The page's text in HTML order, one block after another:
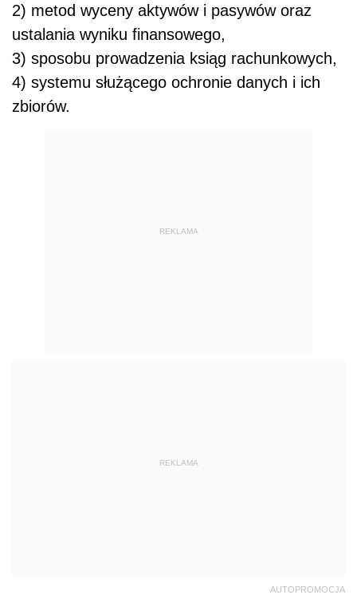
2) metod wyceny aktywów i pasywów oraz
ustalania wyniku finansowego,
3) sposobu prowadzenia ksiąg rachunkowych,
4) systemu służącego ochronie danych i ich
zbiorów.
REKLAMA
REKLAMA
AUTOPROMOCJA